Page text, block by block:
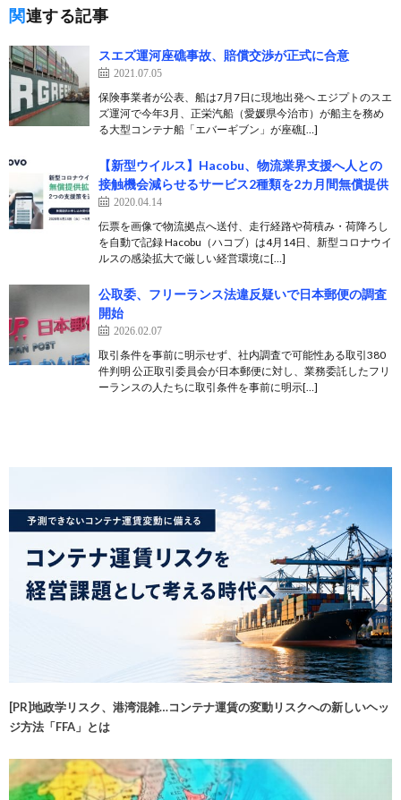
関連する記事
スエズ運河座礁事故、賠償交渉が正式に合意
2021.07.05
保険事業者が公表、船は7月7日に現地出発へ エジプトのスエ
ズ運河で今年3月、正栄汽船（愛媛県今治市）が船主を務め
る大型コンテナ船「エバーギブン」が座礁[…]
【新型ウイルス】Hacobu、物流業界支援へ人との
接触機会減らせるサービス2種類を2カ月間無償提供
2020.04.14
伝票を画像で物流拠点へ送付、走行経路や荷積み・荷降ろし
を自動で記録 Hacobu（ハコブ）は4月14日、新型コロナウイ
ルスの感染拡大で厳しい経営環境に[…]
公取委、フリーランス法違反疑いで日本郵便の調査
開始
2026.02.07
取引条件を事前に明示せず、社内調査で可能性ある取引380
件判明 公正取引委員会が日本郵便に対し、業務委託したフリ
ーランスの人たちに取引条件を事前に明示[…]
[PR]地政学リスク、港湾混雑…コンテナ運賃の変動リスクへの新しいヘッ
ジ方法「FFA」とは